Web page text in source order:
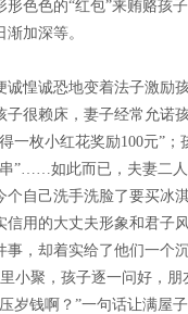
色色的“红包”来贿赂孩
加深等。
诚恐地变着法子激励
很赖床，妻子经常允诺
一枚小红花奖励100元”
”……如此而已，夫妻二
自己洗手洗脸了要买冰
用的大丈夫形象和君子
，却着实给了他们一个
聚，孩子逐一问好，朋
岁钱啊？”一句话让满屋